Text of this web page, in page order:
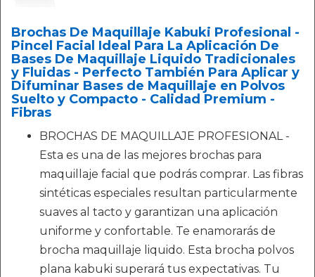
Brochas De Maquillaje Kabuki Profesional -
Pincel Facial Ideal Para La Aplicación De
Bases De Maquillaje Liquido Tradicionales
y Fluidas - Perfecto También Para Aplicar y
Difuminar Bases de Maquillaje en Polvos
Suelto y Compacto - Calidad Premium -
Fibras
BROCHAS DE MAQUILLAJE PROFESIONAL -
Esta es una de las mejores brochas para
maquillaje facial que podrás comprar. Las fibras
sintéticas especiales resultan particularmente
suaves al tacto y garantizan una aplicación
uniforme y confortable. Te enamorarás de
brocha maquillaje liquido. Esta brocha polvos
plana kabuki superará tus expectativas. Tu